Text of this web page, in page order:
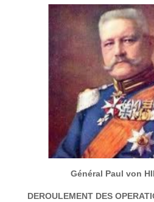
Général Paul von
DEROULEMENT DES